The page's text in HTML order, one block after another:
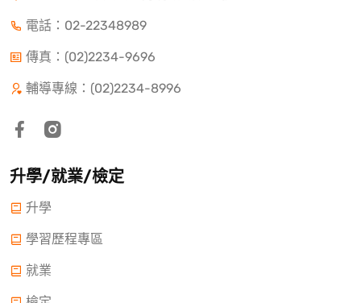
電話： 02-22348989
傳真：(02)2234-9696
輔導專線：(02)2234-8996
升學/就業/檢定
升學
學習歷程專區
就業